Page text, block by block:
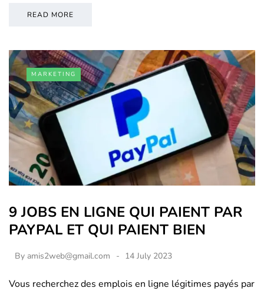
READ MORE
MARKETING
9 JOBS EN LIGNE QUI PAIENT PAR
PAYPAL ET QUI PAIENT BIEN
By amis2web@gmail.com 14 July 2023
Vous recherchez des emplois en ligne légitimes payés par